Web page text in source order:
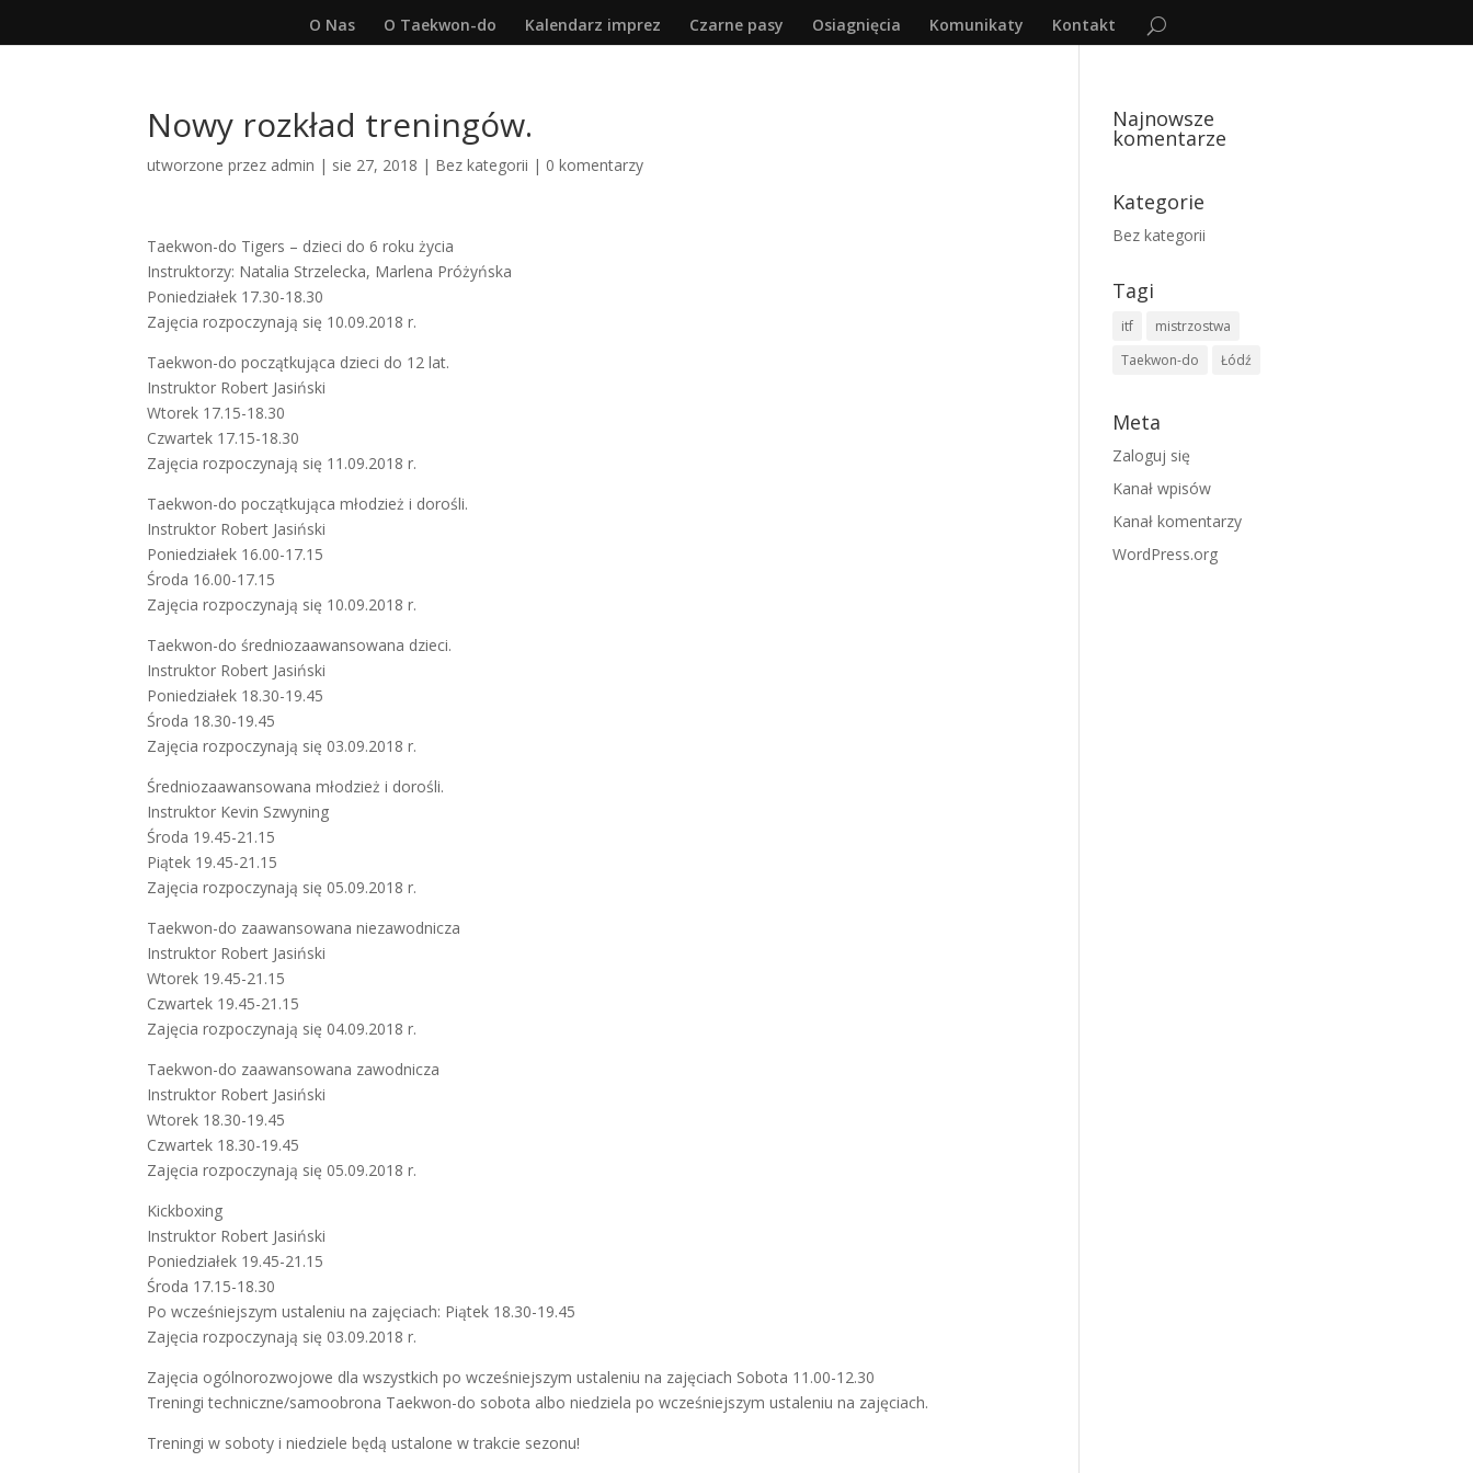
O Nas O Taekwon-do Kalendarz imprez Czarne pasy Osiagnięcia Komunikaty Kontakt
Nowy rozkład treningów.
utworzone przez admin | sie 27, 2018 | Bez kategorii | 0 komentarzy
Taekwon-do Tigers – dzieci do 6 roku życia
Instruktorzy: Natalia Strzelecka, Marlena Próżyńska
Poniedziałek 17.30-18.30
Zajęcia rozpoczynają się 10.09.2018 r.
Taekwon-do początkująca dzieci do 12 lat.
Instruktor Robert Jasiński
Wtorek 17.15-18.30
Czwartek 17.15-18.30
Zajęcia rozpoczynają się 11.09.2018 r.
Taekwon-do początkująca młodzież i dorośli.
Instruktor Robert Jasiński
Poniedziałek 16.00-17.15
Środa 16.00-17.15
Zajęcia rozpoczynają się 10.09.2018 r.
Taekwon-do średniozaawansowana dzieci.
Instruktor Robert Jasiński
Poniedziałek 18.30-19.45
Środa 18.30-19.45
Zajęcia rozpoczynają się 03.09.2018 r.
Średniozaawansowana młodzież i dorośli.
Instruktor Kevin Szwyning
Środa 19.45-21.15
Piątek 19.45-21.15
Zajęcia rozpoczynają się 05.09.2018 r.
Taekwon-do zaawansowana niezawodnicza
Instruktor Robert Jasiński
Wtorek 19.45-21.15
Czwartek 19.45-21.15
Zajęcia rozpoczynają się 04.09.2018 r.
Taekwon-do zaawansowana zawodnicza
Instruktor Robert Jasiński
Wtorek 18.30-19.45
Czwartek 18.30-19.45
Zajęcia rozpoczynają się 05.09.2018 r.
Kickboxing
Instruktor Robert Jasiński
Poniedziałek 19.45-21.15
Środa 17.15-18.30
Po wcześniejszym ustaleniu na zajęciach: Piątek 18.30-19.45
Zajęcia rozpoczynają się 03.09.2018 r.
Zajęcia ogólnorozwojowe dla wszystkich po wcześniejszym ustaleniu na zajęciach Sobota 11.00-12.30
Treningi techniczne/samoobrona Taekwon-do sobota albo niedziela po wcześniejszym ustaleniu na zajęciach.
Treningi w soboty i niedziele będą ustalone w trakcie sezonu!
Najnowsze
komentarze
Kategorie
Bez kategorii
Tagi
itf
mistrzostwa
Taekwon-do
Łódź
Meta
Zaloguj się
Kanał wpisów
Kanał komentarzy
WordPress.org